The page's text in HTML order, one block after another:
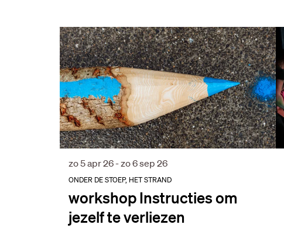
workshop Instructies om
jezelf te verliezen
ONDER DE STOEP, HET STRAND
zo 5 apr 26-zo 6 sep 26